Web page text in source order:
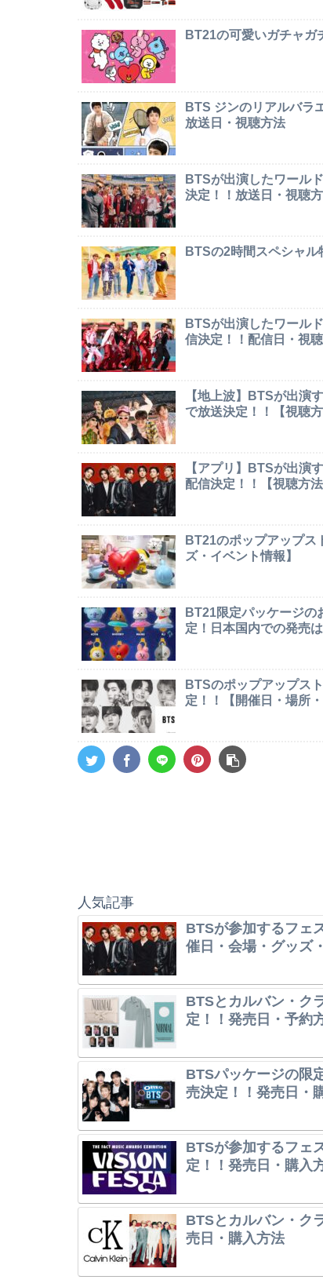
BT21の可愛いガチャガ
BTS ジンのリアルバラ
放送日・視聴方法
BTSが出演したワール
決定！！放送日・視聴
BTSの2時間スペシャ
BTSが出演したワール
信決定！！配信日・視
【地上波】BTSが出演
で放送決定！！【視聴方
【アプリ】BTSが出演
配信決定！！【視聴方法
BT21のポップアップス
ズ・イベント情報】
BT21限定パッケージの
定！日本国内での発売
BTSのポップアップス
定！！【開催日・場所
人気記事
BTSが参加するフェ
催日・会場・グッズ
BTSとカルバン・ク
定！！発売日・予約
BTSパッケージの限
売決定！！発売日・
BTSが参加するフェ
定！！発売日・購入
BTSとカルバン・ク
売日・購入方法